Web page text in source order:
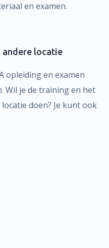
en examen.
andere locatie
opleiding en examen
Wil je de training en het
doen? Je kunt ook